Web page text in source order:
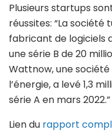
Plusieurs startups
réussites: “La société
fabricant de logiciels
une série B de 20
Wattnow, une
l’énergie, a levé 1,3
série A en mars 2022.”
Lien du rapport